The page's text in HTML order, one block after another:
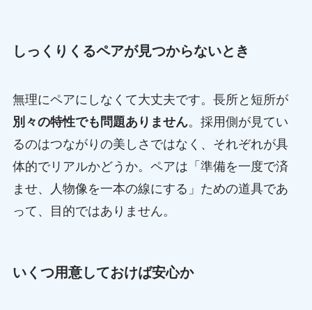
しっくりくるペアが見つからないとき
無理にペアにしなくて大丈夫です。長所と短所が
別々の特性でも問題ありません。採用側が見てい
るのはつながりの美しさではなく、それぞれが具
体的でリアルかどうか。ペアは「準備を一度で済
ませ、人物像を一本の線にする」ための道具であ
って、目的ではありません。
いくつ用意しておけば安心か